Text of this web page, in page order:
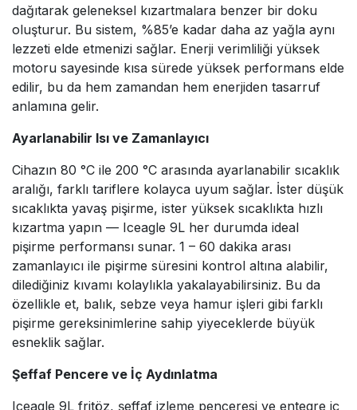
dağıtarak geleneksel kızartmalara benzer bir doku
oluşturur. Bu sistem, %85’e kadar daha az yağla aynı
lezzeti elde etmenizi sağlar. Enerji verimliliği yüksek
motoru sayesinde kısa sürede yüksek performans elde
edilir, bu da hem zamandan hem enerjiden tasarruf
anlamına gelir.
Ayarlanabilir Isı ve Zamanlayıcı
Cihazın 80 °C ile 200 °C arasında ayarlanabilir sıcaklık
aralığı, farklı tariflere kolayca uyum sağlar. İster düşük
sıcaklıkta yavaş pişirme, ister yüksek sıcaklıkta hızlı
kızartma yapın — Iceagle 9L her durumda ideal
pişirme performansı sunar. 1 – 60 dakika arası
zamanlayıcı ile pişirme süresini kontrol altına alabilir,
dilediğiniz kıvamı kolaylıkla yakalayabilirsiniz. Bu da
özellikle et, balık, sebze veya hamur işleri gibi farklı
pişirme gereksinimlerine sahip yiyeceklerde büyük
esneklik sağlar.
Şeffaf Pencere ve İç Aydınlatma
Iceagle 9L fritöz, şeffaf izleme penceresi ve entegre iç